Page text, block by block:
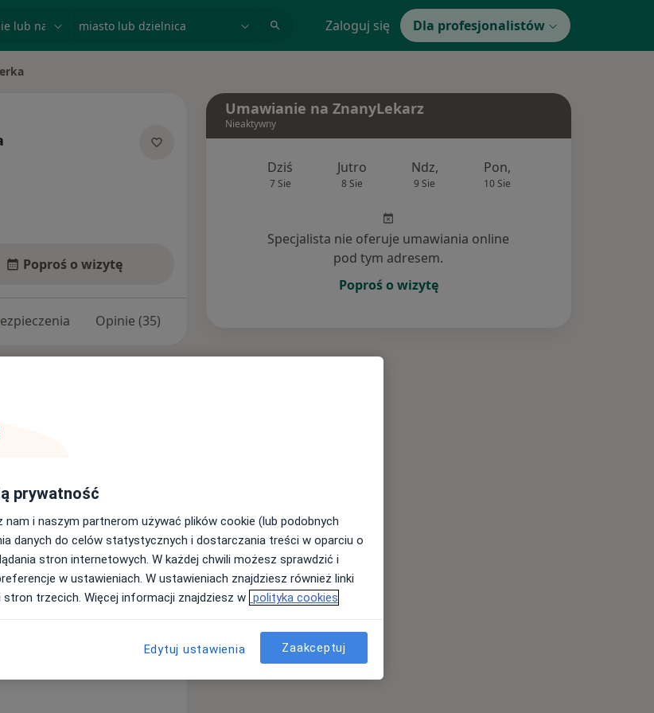
Zaloguj się Dla profesjonalistów
Poproś o wizytę
Opinie (35)
na którym uzyskałam
W ciągu pięciu lat
Uczestniczę w
żywienia dojelitowego,
wątroby
+8a11y_sr_more_diseases
Umawianie na ZnanyLekarz
Nieaktywny
Dziś
7 Sie
Jutro
8 Sie
Ndz,
9 Sie
Pon,
10 Sie
Specjalista nie oferuje umawiania online
pod tym adresem.
Poproś o wizytę
prywatność
nam i naszym partnerom używać plików cookie (lub podobnych
danych do celów statystycznych i dostarczania treści w oparciu o
stron internetowych. W każdej chwili możesz sprawdzić i
w ustawieniach. W ustawieniach znajdziesz również linki
trzecich. Więcej informacji znajdziesz w polityka cookies
Edytuj ustawienia Zaakceptuj